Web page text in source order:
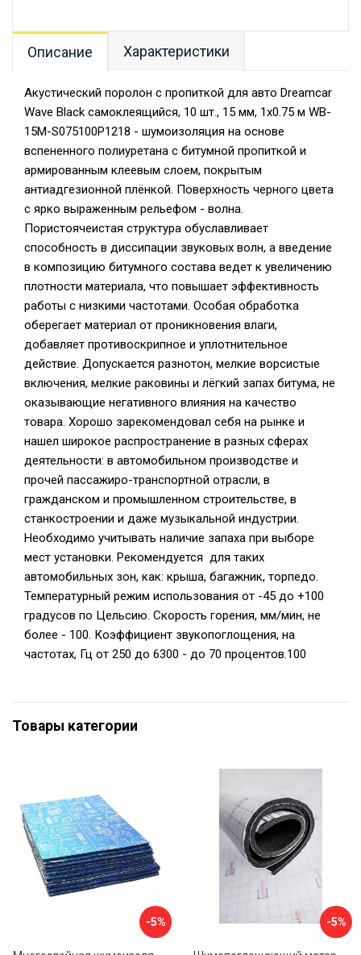
Описание Характеристики
Акустический поролон с пропиткой для авто Dreamcar
Wave Black самоклеящийся, 10 шт., 15 мм, 1x0.75 м WB-
15M-S075100P1218 - шумоизоляция на основе
вспененного полиуретана с битумной пропиткой и
армированным клеевым слоем, покрытым
антиадгезионной плёнкой. Поверхность черного цвета
с ярко выраженным рельефом - волна.
Пористоячеистая структура обуславливает
способность в диссипации звуковых волн, а введение
в композицию битумного состава ведет к увеличению
плотности материала, что повышает эффективность
работы с низкими частотами. Особая обработка
оберегает материал от проникновения влаги,
добавляет противоскрипное и уплотнительное
действие. Допускается разнотон, мелкие ворсистые
включения, мелкие раковины и лёгкий запах битума, не
оказывающие негативного влияния на качество
товара. Хорошо зарекомендовал себя на рынке и
нашел широкое распространение в разных сферах
деятельности: в автомобильном производстве и
прочей пассажиро-транспортной отрасли, в
гражданском и промышленном строительстве, в
станкостроении и даже музыкальной индустрии.
Необходимо учитывать наличие запаха при выборе
мест установки. Рекомендуется для таких
автомобильных зон, как: крыша, багажник, торпедо.
Температурный режим использования от -45 до +100
градусов по Цельсию. Скорость горения, мм/мин, не
более - 100. Коэффициент звукопоглощения, на
частотах, Гц от 250 до 6300 - до 70 процентов.100
Товары категории
-5% -5%